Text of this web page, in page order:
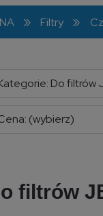
» Filtry »
Do filtrów
(wybierz)
filtrów